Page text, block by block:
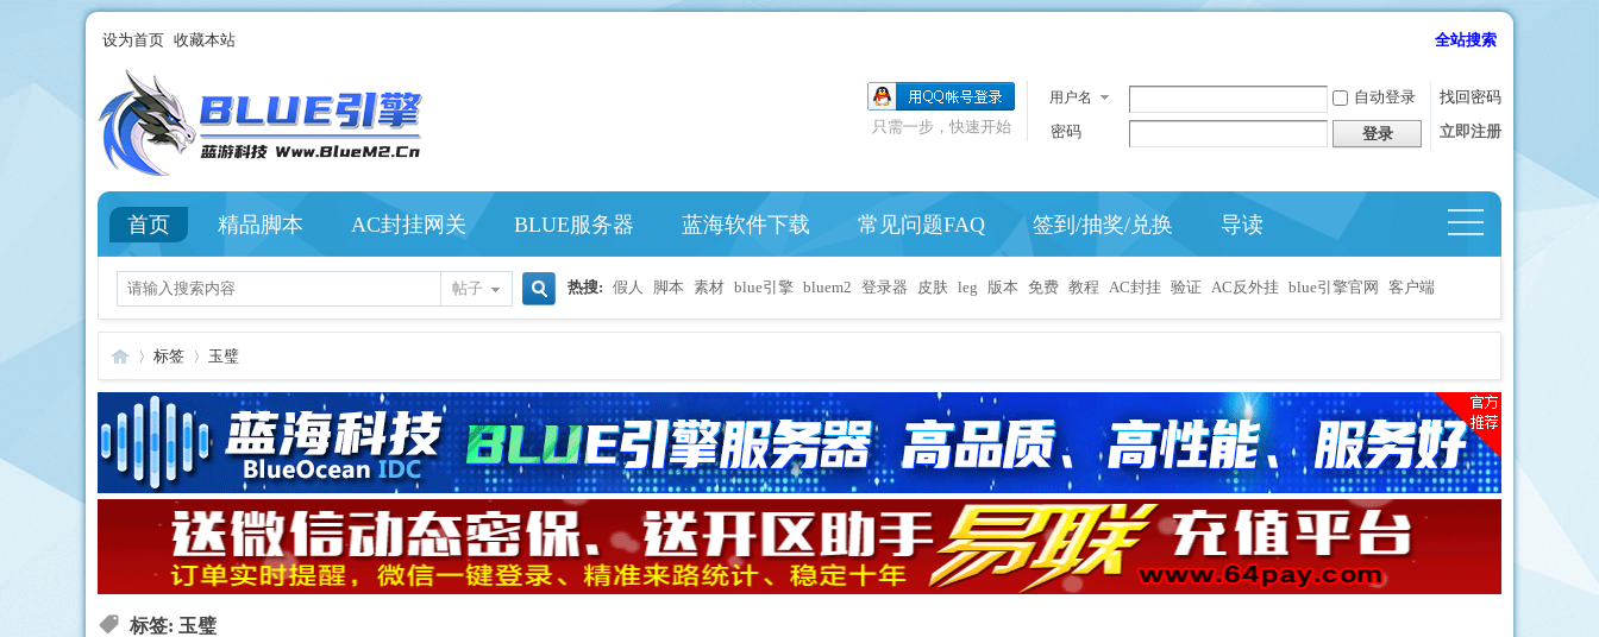
设为首页 收藏本站 全站搜索
用户名 自动登录
找回密码
密码
登录 立即注册
只需一步，快速开始
首页 精品脚本 AC封挂网关 BLUE服务器 蓝海软件下载 常见问题FAQ 签到/抽奖/兑换 导读
帖子
搜
索
热搜: 假人 脚本 素材 blue引擎 bluem2 登录器 皮肤 leg 版本 免费 教程 AC封挂 验证 AC反外挂 blue引擎官网 客户端
Bl ›
标签
›
玉璧
标签: 玉璧